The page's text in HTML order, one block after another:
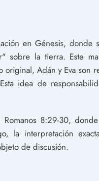
en Génesis, donde
la tierra. Este
Adán y Eva son
idea de
8:29-30,
la interpretación
de discusión.